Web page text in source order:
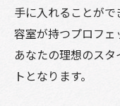
手に入れることが
容室が持つプロフェ
あなたの理想のス
トとなります。